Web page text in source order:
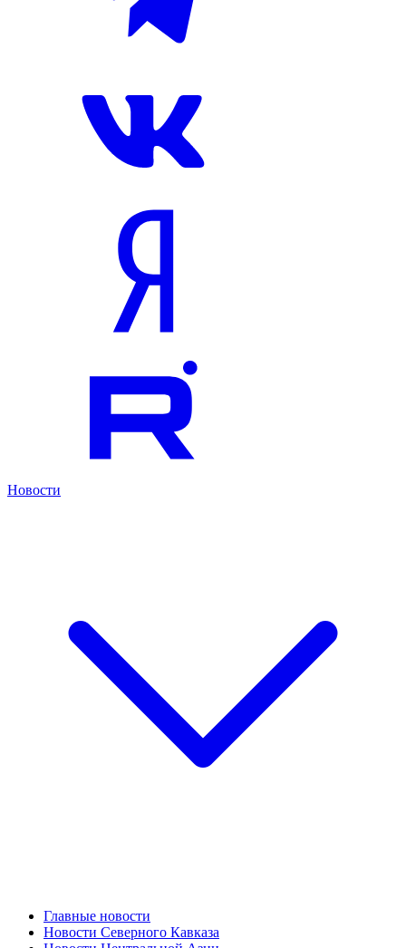
Новости
Главные новости
Новости Северного Кавказа